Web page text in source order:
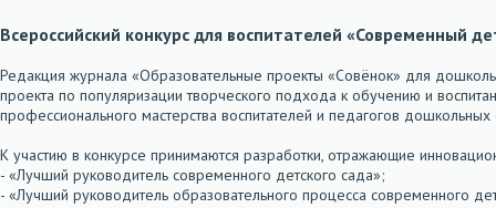
Всероссийский конкурс для воспитателей «Современный
Редакция журнала «Образовательные проекты «Совёнок» для
проекта по популяризации творческого подхода к обучению и
профессионального мастерства воспитателей и педагогов
К участию в конкурсе принимаются разработки, отражающие
- «Лучший руководитель современного детского сада»;
- «Лучший руководитель образовательного процесса современного